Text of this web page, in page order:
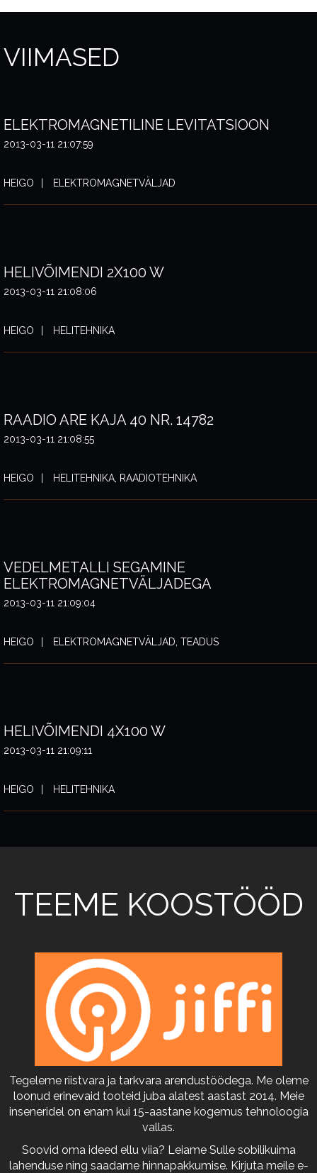
VIIMASED
ELEKTROMAGNETILINE LEVITATSIOON
2013-03-11 21:07:59
HEIGO ELEKTROMAGNETVÄLJAD
HELIVÕIMENDI 2X100 W
2013-03-11 21:08:06
HEIGO HELITEHNIKA
RAADIO ARE KAJA 40 NR. 14782
2013-03-11 21:08:55
HEIGO HELITEHNIKA, RAADIOTEHNIKA
VEDELMETALLI SEGAMINE
ELEKTROMAGNETVÄLJADEGA
2013-03-11 21:09:04
HEIGO ELEKTROMAGNETVÄLJAD, TEADUS
HELIVÕIMENDI 4X100 W
2013-03-11 21:09:11
HEIGO HELITEHNIKA
TEEME KOOSTÖÖD
Tegeleme riistvara ja tarkvara arendustöödega. Me oleme
loonud erinevaid tooteid juba alatest aastast 2014. Meie
inseneridel on enam kui 15-aastane kogemus tehnoloogia
vallas.
Soovid oma ideed ellu viia? Leiame Sulle sobilikuima
lahenduse ning saadame hinnapakkumise. Kirjuta meile e-